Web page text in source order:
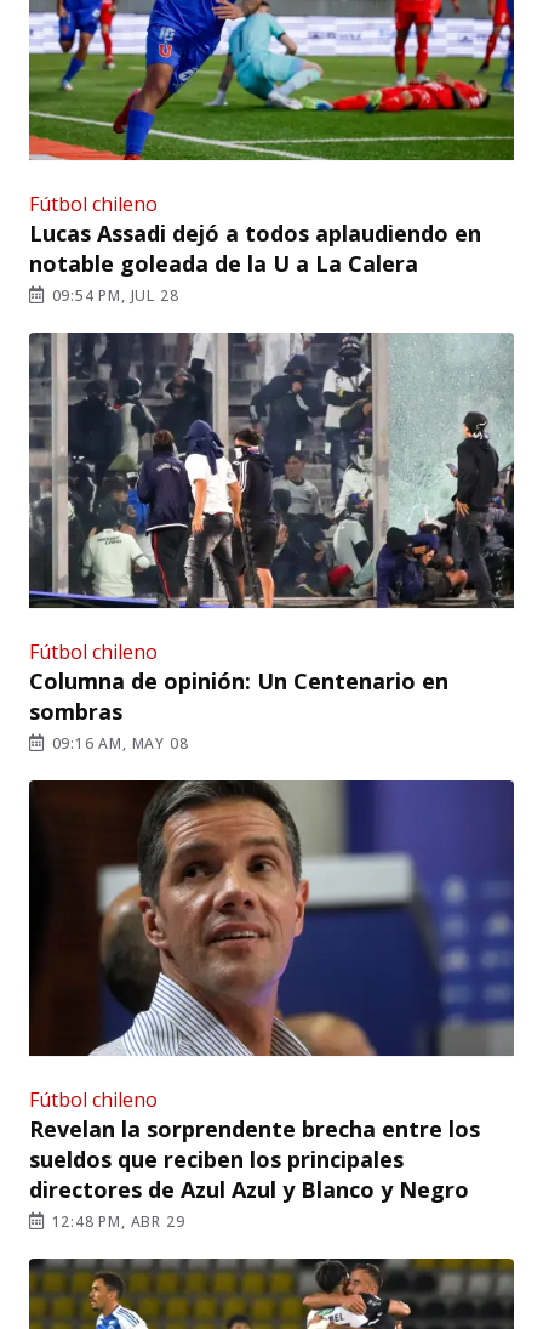
Fútbol chileno
Lucas Assadi dejó a todos aplaudiendo en
notable goleada de la U a La Calera
09:54 PM, JUL 28
Fútbol chileno
Columna de opinión: Un Centenario en
sombras
09:16 AM, MAY 08
Fútbol chileno
Revelan la sorprendente brecha entre los
sueldos que reciben los principales
directores de Azul Azul y Blanco y Negro
12:48 PM, ABR 29